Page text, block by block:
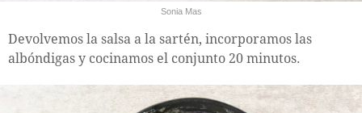
Sonia Mas
Devolvemos la salsa a la sartén, incorporamos las
albóndigas y cocinamos el conjunto 20 minutos.